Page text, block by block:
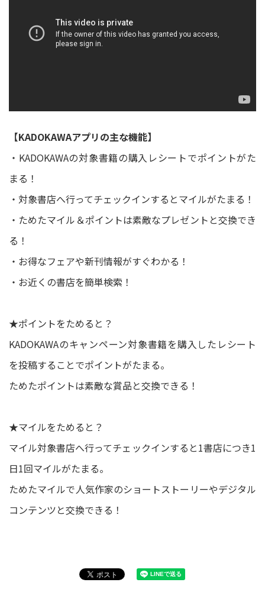
【KADOKAWAアプリの主な機能】
・KADOKAWAの対象書籍の購入レシートでポイントがた
まる！
・対象書店へ行ってチェックインするとマイルがたまる！
・ためたマイル＆ポイントは素敵なプレゼントと交換でき
る！
・お得なフェアや新刊情報がすぐわかる！
・お近くの書店を簡単検索！
★ポイントをためると？
KADOKAWAのキャンペーン対象書籍を購入したレシート
を投稿することでポイントがたまる。
ためたポイントは素敵な賞品と交換できる！
★マイルをためると？
マイル対象書店へ行ってチェックインすると1書店につき1
日1回マイルがたまる。
ためたマイルで人気作家のショートストーリーやデジタル
コンテンツと交換できる！